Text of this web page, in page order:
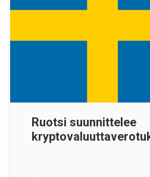
Ruotsi suunnittelee